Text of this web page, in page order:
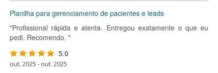
Planilha para gerenciamento de pacientes e leads
"Profissional rápida e atenta. Entregou exatamente o que eu
pedi. Recomendo. "
5.0
out. 2025 - out. 2025